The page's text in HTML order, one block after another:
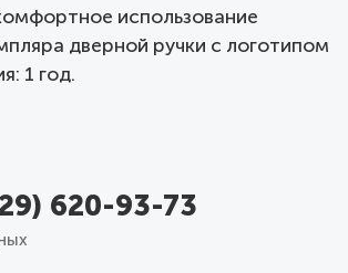
использование
дверной ручки с логотипом
1 год.
620-93-73